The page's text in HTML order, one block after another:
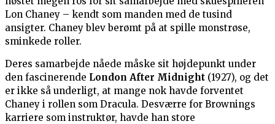
Lon Chaney – kendt som manden med de tusind
ansigter. Chaney blev berømt på at spille monstrøse,
sminkede roller.
Deres samarbejde nåede måske sit højdepunkt under
den fascinerende London After Midnight (1927), og det
er ikke så underligt, at mange nok havde forventet
Chaney i rollen som Dracula. Desværre for Brownings
karriere som instruktør, havde han store